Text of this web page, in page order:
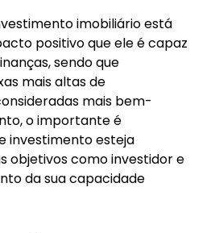
imobiliário está
positivo que ele é capaz
sendo que
mais altas de
mais bem-
o importante é
investimento esteja
objetivos como investidor e
da sua capacidade